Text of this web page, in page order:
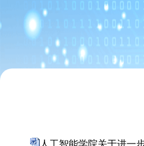
人工智能学院关于进一